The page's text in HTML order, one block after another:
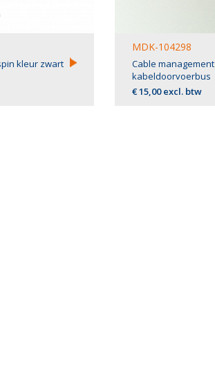
kleur zwart
MDK-104298
Cable management
kabeldoorvoerbus
€ 15,00 excl. btw